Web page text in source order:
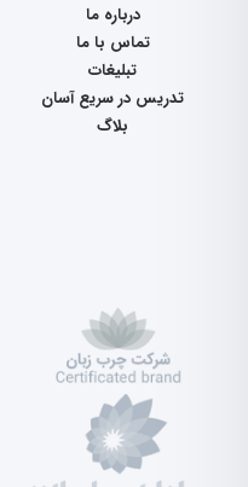
درباره ما
تماس با ما
تبلیغات
تدریس در سریع آسان
بلاگ